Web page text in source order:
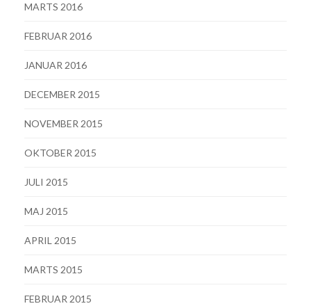
MARTS 2016
FEBRUAR 2016
JANUAR 2016
DECEMBER 2015
NOVEMBER 2015
OKTOBER 2015
JULI 2015
MAJ 2015
APRIL 2015
MARTS 2015
FEBRUAR 2015